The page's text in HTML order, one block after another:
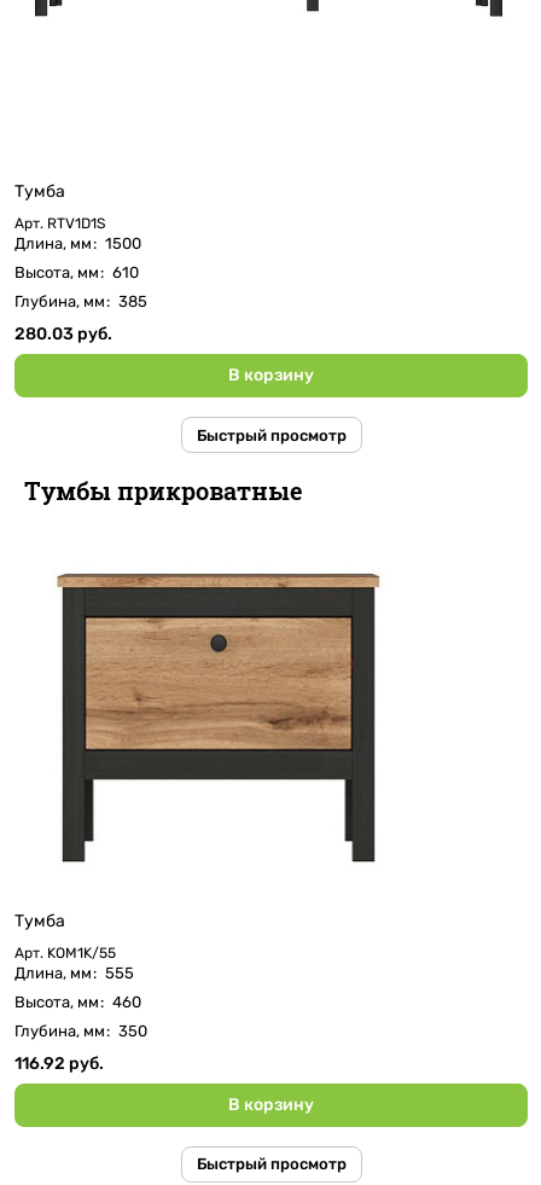
Тумба
Арт. RTV1D1S
Длина, мм: 1500
Высота, мм: 610
Глубина, мм: 385
280.03 руб.
В корзину
Быстрый просмотр
Тумбы прикроватные
Тумба
Арт. KOM1K/55
Длина, мм: 555
Высота, мм: 460
Глубина, мм: 350
116.92 руб.
В корзину
Быстрый просмотр